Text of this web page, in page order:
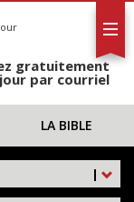
gratuitement
par courriel
LA BIBLE
|